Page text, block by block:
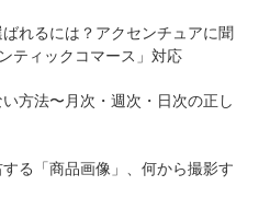
れるには？アクセンチュアに聞
ティックコマース」対応
方法〜月次・週次・日次の正し
る「商品画像」、何から撮影す